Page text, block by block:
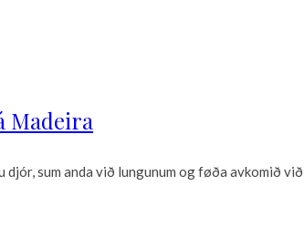
Madeira
sum anda við lungunum og føða avkomið við